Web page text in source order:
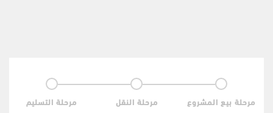
مرحلة بيع المشروع مرحلة النقل مرحلة التسليم